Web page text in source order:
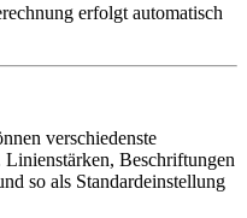
erfolgt automatisch
verschiedenste
Beschriftungen
so als Standardeinstellung